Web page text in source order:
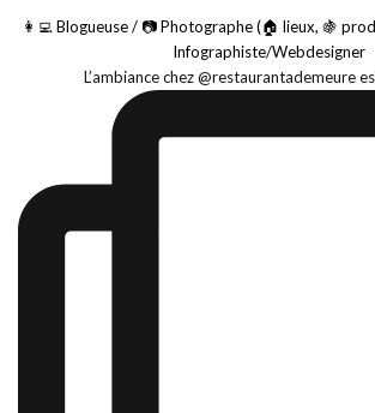
👩‍💻 Blogueuse / 📷 Photographe (🏠 lieux, 🍇
Infographiste/Webdesigner
L’ambiance chez @restaurantademeure